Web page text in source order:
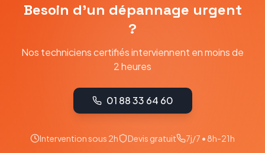
Besoin d'un dépannage urgent
?
Nos techniciens certifiés interviennent en moins de
2 heures
01 88 33 64 60
Intervention sous 2h Devis gratuit 7j/7 • 8h-21h